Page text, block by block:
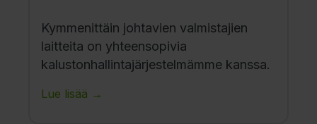
Kymmenittäin johtavien valmistajien
laitteita on yhteensopivia
kalustonhallintajärjestelmämme kanssa.
Lue lisää →